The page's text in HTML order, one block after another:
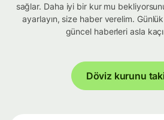
sağlar. Daha iyi bir kur mu
ayarlayın, size haber verelim.
güncel haberleri asla
Döviz kurunu